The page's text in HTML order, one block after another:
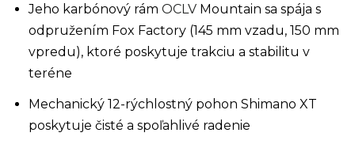
Jeho karbónový rám OCLV Mountain sa spája s
odpružením Fox Factory (145 mm vzadu, 150 mm
vpredu), ktoré poskytuje trakciu a stabilitu v
teréne
Mechanický 12-rýchlostný pohon Shimano XT
poskytuje čisté a spoľahlivé radenie